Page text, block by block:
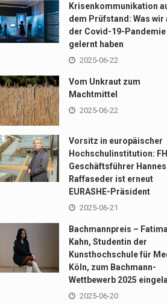
Krisenkommunikation
dem Prüfstand: Was wir
der Covid-19-Pandemie
gelernt haben
2025-06-22
Vom Unkraut zum
Machtmittel
2025-06-22
Vorsitz in europäischer
Hochschulinstitution:
Geschäftsführer Hannes
Raffaseder ist erneut
EURASHE-Präsident
2025-06-21
Bachmannpreis – Fatima
Kahn, Studentin der
Kunsthochschule für
Köln, zum Bachmann-
Wettbewerb 2025
2025-06-20